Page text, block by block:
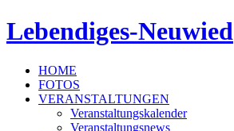
Lebendiges-Neuwied
HOME
FOTOS
VERANSTALTUNGEN
Veranstaltungskalender
Veranstaltungsnews